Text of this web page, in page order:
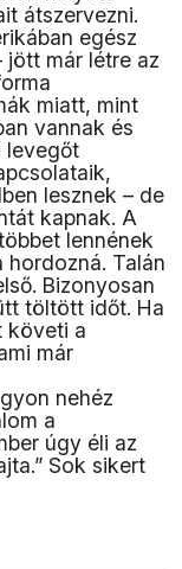
átszervezni.
egész
jött már létre az
miatt, mint
vannak és
levegőt
lesznek – de
kapnak. A
lennének
Talán
Bizonyosan
töltött időt. Ha
követi a
már
nehéz
a
úgy éli az
Sok sikert